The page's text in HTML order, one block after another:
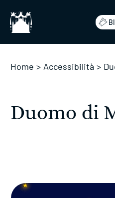
Home > Accessibilità >
Duomo di